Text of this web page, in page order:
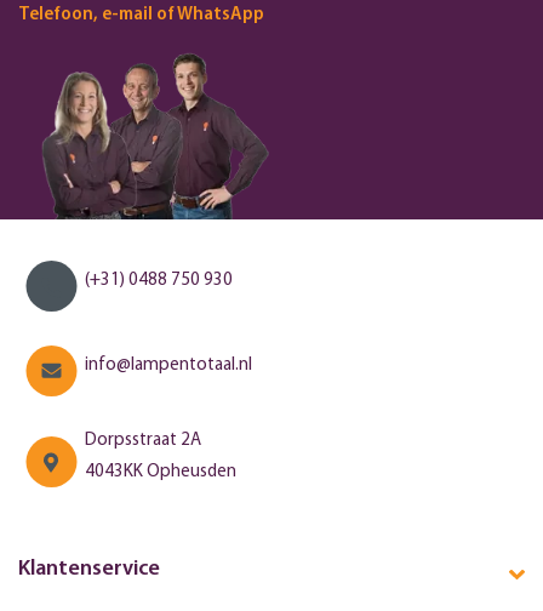
Telefoon, e-mail of WhatsApp
(+31) 0488 750 930
info@lampentotaal.nl
Dorpsstraat 2A
4043KK Opheusden
Klantenservice